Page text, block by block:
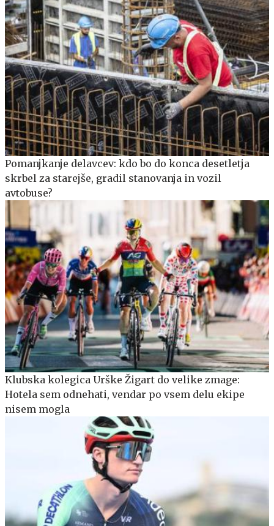
Pomanjkanje delavcev: kdo bo do konca desetletja
skrbel za starejše, gradil stanovanja in vozil
avtobuse?
Klubska kolegica Urške Žigart do velike zmage:
Hotela sem odnehati, vendar po vsem delu ekipe
nisem mogla